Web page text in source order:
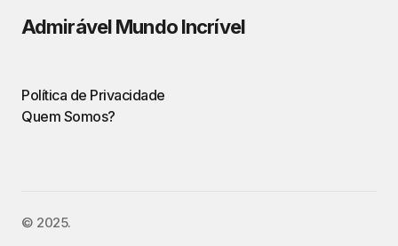
Admirável Mundo Incrível
Política de Privacidade
Quem Somos?
©️ 2025.